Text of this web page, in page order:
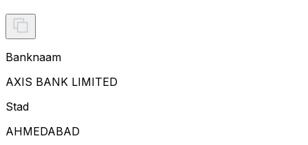
Banknaam
AXIS BANK LIMITED
Stad
AHMEDABAD